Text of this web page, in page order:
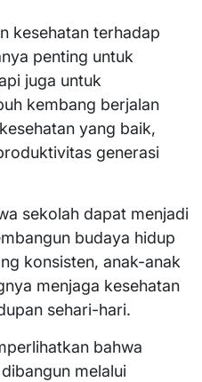
kesehatan terhadap
penting untuk
juga untuk
kembang berjalan
yang baik,
generasi
sekolah dapat menjadi
budaya hidup
konsisten, anak-anak
menjaga kesehatan
sehari-hari.
bahwa
melalui